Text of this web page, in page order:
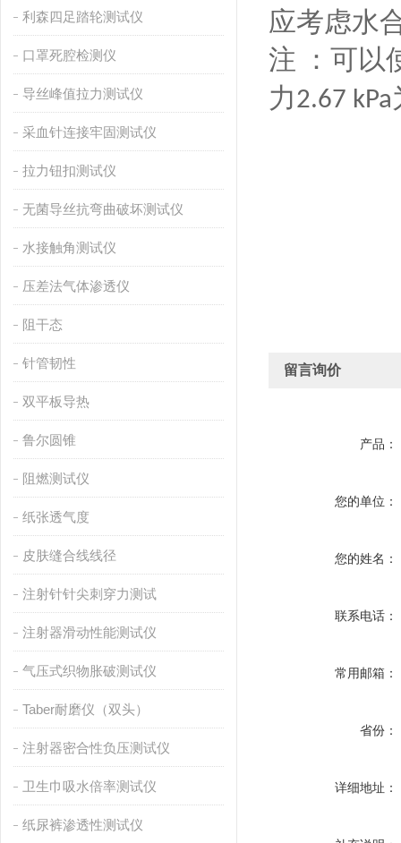
利森四足踏轮测试仪
口罩死腔检测仪
导丝峰值拉力测试仪
采血针连接牢固测试仪
拉力钮扣测试仪
无菌导丝抗弯曲破坏测试仪
水接触角测试仪
压差法气体渗透仪
阻干态
针管韧性
双平板导热
鲁尔圆锥
阻燃测试仪
纸张透气度
皮肤缝合线线径
注射针针尖刺穿力测试
注射器滑动性能测试仪
气压式织物胀破测试仪
Taber耐磨仪（双头）
注射器密合性负压测试仪
卫生巾吸水倍率测试仪
纸尿裤渗透性测试仪
应考虑水
注
：可
力2.67 kPa
留言询价
产品：
您的单位：
您的姓名：
联系电话：
常用邮箱：
省份：
详细地址：